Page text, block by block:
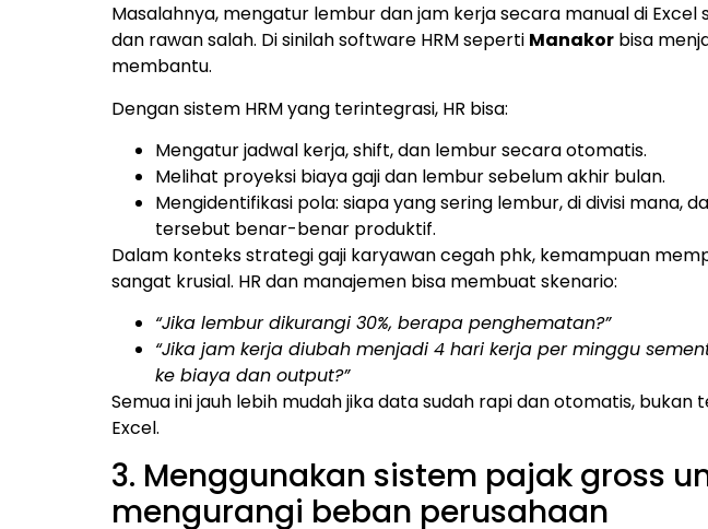
Masalahnya, mengatur lembur dan jam kerja secara manual di
dan rawan salah. Di sinilah software HRM seperti Manakor bisa
membantu.
Dengan sistem HRM yang terintegrasi, HR bisa:
Mengatur jadwal kerja, shift, dan lembur secara otomatis.
Melihat proyeksi biaya gaji dan lembur sebelum akhir bulan.
Mengidentifikasi pola: siapa yang sering lembur, di divisi mana,
tersebut benar-benar produktif.
Dalam konteks strategi gaji karyawan cegah phk, kemampuan
sangat krusial. HR dan manajemen bisa membuat skenario:
“Jika lembur dikurangi 30%, berapa penghematan?”
“Jika jam kerja diubah menjadi 4 hari kerja per minggu
ke biaya dan output?”
Semua ini jauh lebih mudah jika data sudah rapi dan otomatis, bukan
Excel.
3. Menggunakan sistem pajak gross
mengurangi beban perusahaan